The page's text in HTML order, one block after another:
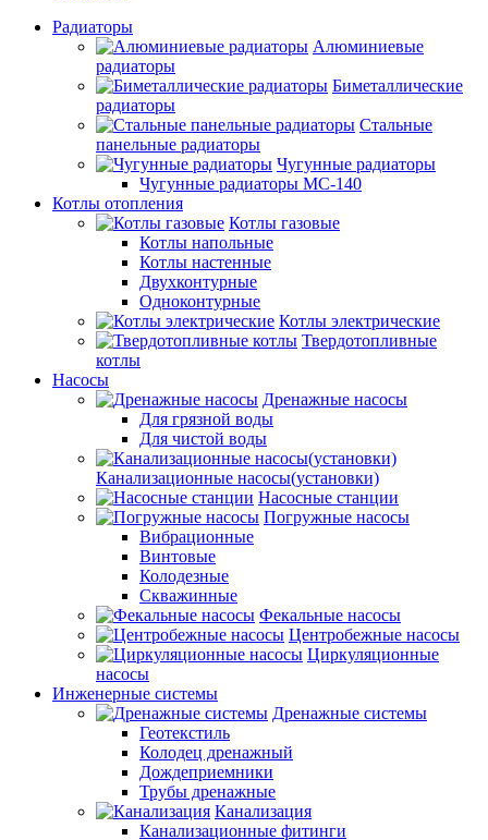
Радиаторы
Алюминиевые
радиаторы
Биметаллические
радиаторы
Стальные
панельные радиаторы
Чугунные радиаторы
Чугунные радиаторы МС-140
Котлы отопления
Котлы газовые
Котлы напольные
Котлы настенные
Двухконтурные
Одноконтурные
Котлы электрические
Твердотопливные
котлы
Насосы
Дренажные насосы
Для грязной воды
Для чистой воды
Канализационные насосы(установки)
Насосные станции
Погружные насосы
Вибрационные
Винтовые
Колодезные
Скважинные
Фекальные насосы
Центробежные насосы
Циркуляционные
насосы
Инженерные системы
Дренажные системы
Геотекстиль
Колодец дренажный
Дождеприемники
Трубы дренажные
Канализация
Канализационные фитинги